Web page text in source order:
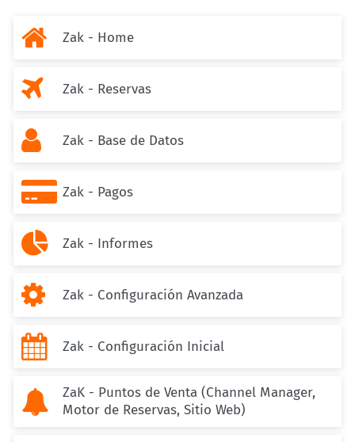
 Zak - Home
 Zak - Reservas
 Zak - Base de Datos
 Zak - Pagos
 Zak - Informes
 Zak - Configuración Avanzada
 Zak - Configuración Inicial

ZaK - Puntos de Venta (Channel Manager,
Motor de Reservas, Sitio Web)